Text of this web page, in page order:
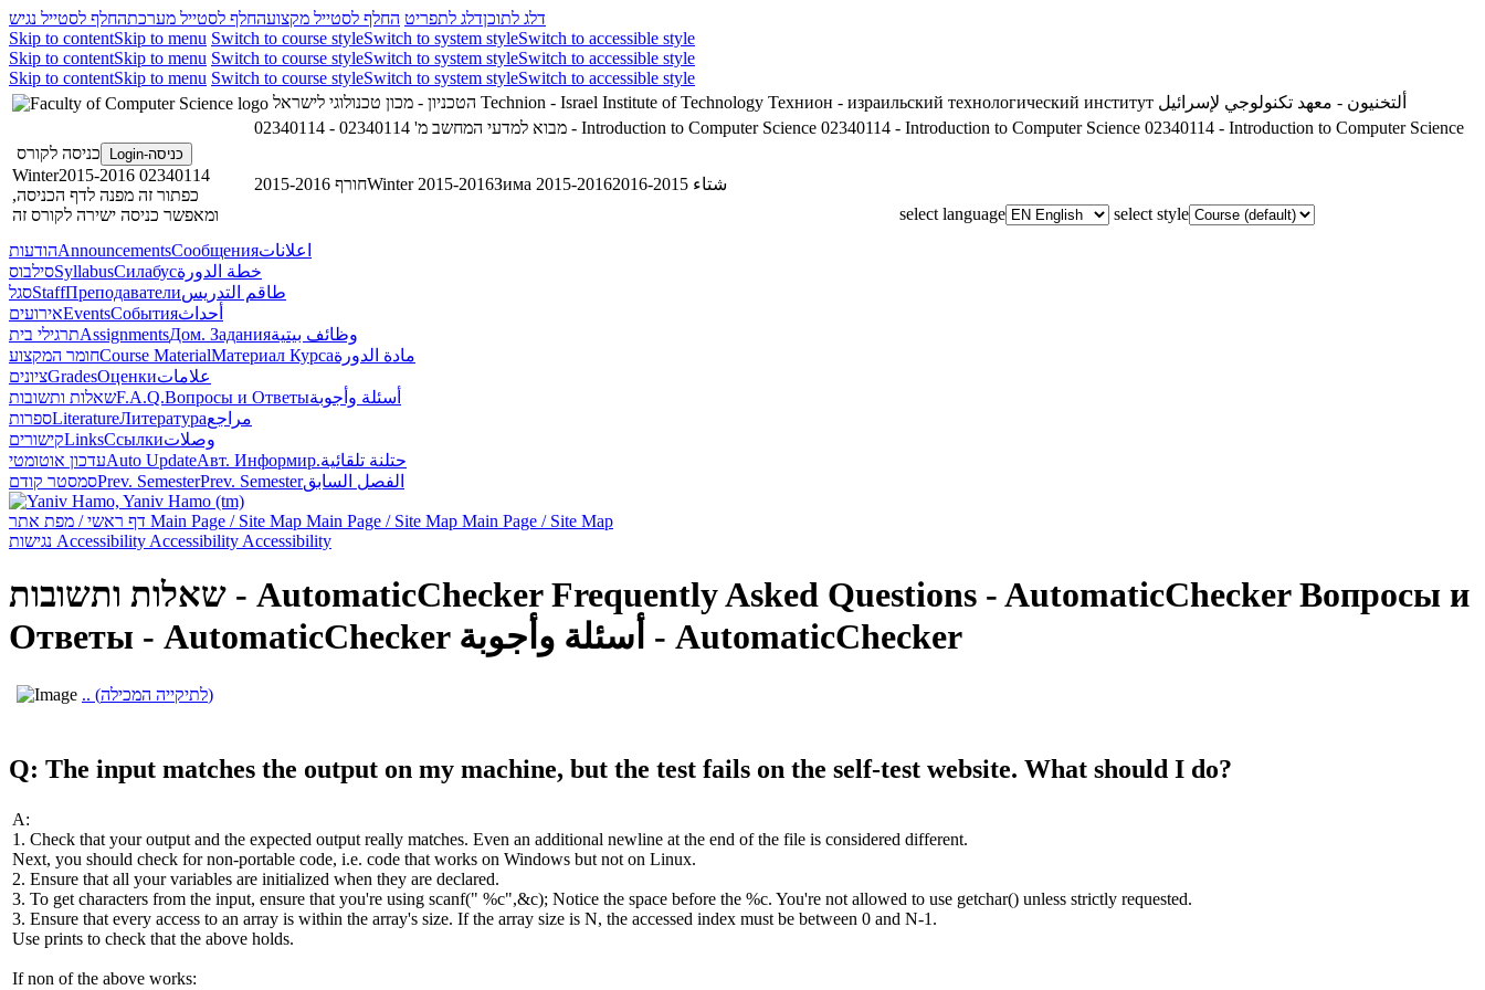
דלג לתוכןדלג לתפריט החלף לסטייל מקצועהחלף לסטייל מערכתהחלף לסטייל נגיש
Skip to contentSkip to menu Switch to course styleSwitch to system styleSwitch to accessible style
Skip to contentSkip to menu Switch to course styleSwitch to system styleSwitch to accessible style
Skip to contentSkip to menu Switch to course styleSwitch to system styleSwitch to accessible style
Technion - Israel Institute of Technology Технион - израильский технологический институт ألتخنيون - معهد تكنولوجي لإسرائيل
02340114 - מבוא למדעי המחשב מ' 02340114 - Introduction to Computer Science 02340114 - Introduction to Computer Science 02340114 - Introduction to Computer Science
כניסה-Login
כניסה לקורס
02340114 Winter2015-2016
כפתור זה מפנה לדף הכניסה,
ומאפשר כניסה ישירה לקורס זה
חורף 2015-2016Winter 2015-2016Зима 2015-2016
شتاء 2015-2016
select language
select style
הודעותAnnouncementsСообщенияاعلانات
סילבוסSyllabusСилабусخطة الدورة
סגלStaffПреподавателиطاقم التدريس
אירועיםEventsСобытияأحداث
תרגילי ביתAssignmentsДом. Заданияوظائف بيتية
חומר המקצועCourse MaterialМатериал Курсаمادة الدورة
ציוניםGradesОценкиعلامات
שאלות ותשובותF.A.Q.Вопросы и Ответыأسئلة وأجوبة
ספרותLiteratureЛитератураمراجع
קישוריםLinksСсылкиوصلات
עדכון אוטומטיAuto UpdateАвт. Информир.حتلنة تلقائية
סמסטר קודםPrev. SemesterPrev. Semesterالفصل السابق
Main Page / Site Map Main Page / Site Map Main Page / Site Map
Accessibility Accessibility Accessibility
שאלות ותשובות - AutomaticChecker Frequently Asked Questions - AutomaticChecker Вопросы и
Ответы - AutomaticChecker
أسئلة وأجوبة - AutomaticChecker
.. (לתיקייה המכילה)
Q: The input matches the output on my machine, but the test fails on the self-test website. What should I do?
A:
1. Check that your output and the expected output really matches. Even an additional newline at the end of the file is considered different.
Next, you should check for non-portable code, i.e. code that works on Windows but not on Linux.
2. Ensure that all your variables are initialized when they are declared.
3. To get characters from the input, ensure that you're using scanf(" %c",&c); Notice the space before the %c. You're not allowed to use getchar() unless strictly requested.
3. Ensure that every access to an array is within the array's size. If the array size is N, the accessed index must be between 0 and N-1.
Use prints to check that the above holds.
If non of the above works: